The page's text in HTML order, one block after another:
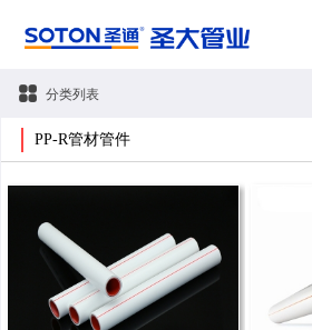
分类列表
PP-R管材管件